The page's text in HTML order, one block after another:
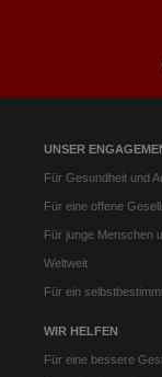
UNSER
Für Gesundheit und
Für eine offene
Für junge Menschen
Weltweit
Für ein
WIR HELFEN
Für eine bessere